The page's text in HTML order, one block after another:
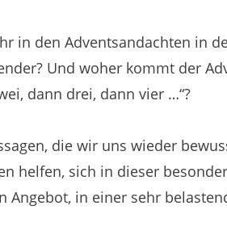
in den Adventsandachten in
Und woher kommt der
dann drei, dann vier …“?
die wir uns wieder
helfen, sich in dieser
in einer sehr